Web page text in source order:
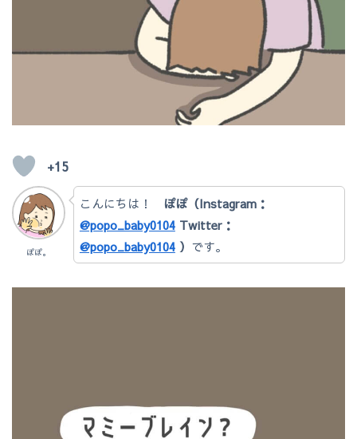
+15
ぽぽ。
こんにちは！
ぽぽ（Instagram：
@popo_baby0104Twitter：
@popo_baby0104） です。